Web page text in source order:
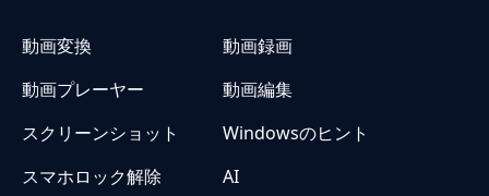
動画変換
動画録画
動画プレーヤー
動画編集
スクリーンショット
Windowsのヒント
スマホロック解除
AI